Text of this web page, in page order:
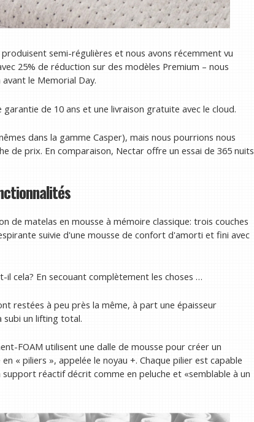
semi-régulières et nous avons récemment vu
25% de réduction sur des modèles Premium – nous
le Memorial Day.
de 10 ans et une livraison gratuite avec le cloud.
dans la gamme Casper), mais nous pourrions nous
de prix. En comparaison, Nectar offre un essai de 365 nuits
de matelas en mousse à mémoire classique: trois couches
suivie d'une mousse de confort d'amorti et fini avec
cela? En secouant complètement les choses …
restées à peu près la même, à part une épaisseur
subi un lifting total.
FOAM utilisent une dalle de mousse pour créer un
« piliers », appelée le noyau +. Chaque pilier est capable
réactif décrit comme en peluche et «semblable à un